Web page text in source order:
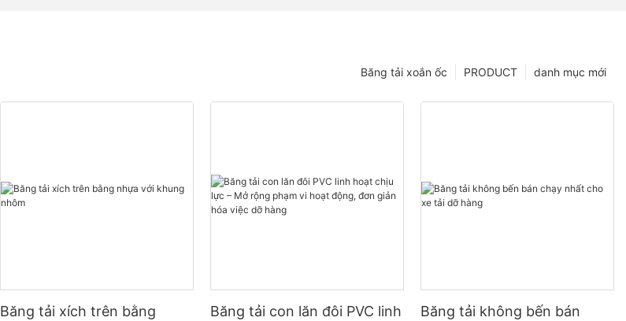
danh mục mới
PRODUCT
Băng tải xoắn ốc
Băng tải xích trên bằng
Băng tải con lăn đôi PVC linh
Băng tải không bến bán